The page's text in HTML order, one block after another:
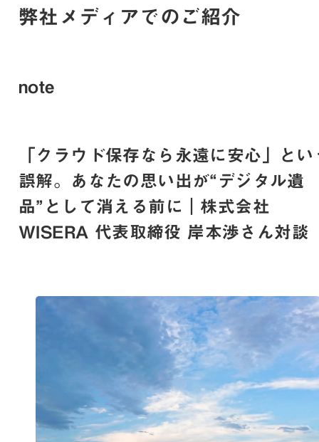
弊社メディアでのご紹介
note
「クラウド保存なら永遠に安心」とい
誤解。あなたの思い出が“デジタル遺
品”として消える前に｜株式会社
WISERA 代表取締役 岸本渉さん対談